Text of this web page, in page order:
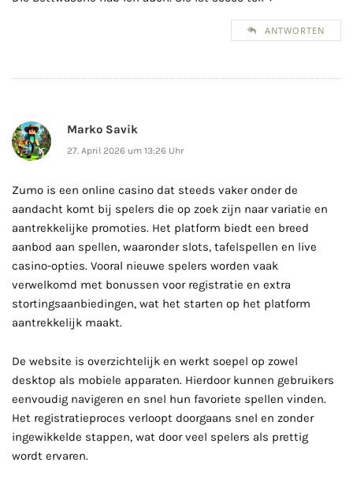
ANTWORTEN
Marko Savik
27. April 2026 um 13:26 Uhr
Zumo is een online casino dat steeds vaker onder de
aandacht komt bij spelers die op zoek zijn naar variatie en
aantrekkelijke promoties. Het platform biedt een breed
aanbod aan spellen, waaronder slots, tafelspellen en live
casino-opties. Vooral nieuwe spelers worden vaak
verwelkomd met bonussen voor registratie en extra
stortingsaanbiedingen, wat het starten op het platform
aantrekkelijk maakt.
De website is overzichtelijk en werkt soepel op zowel
desktop als mobiele apparaten. Hierdoor kunnen gebruikers
eenvoudig navigeren en snel hun favoriete spellen vinden.
Het registratieproces verloopt doorgaans snel en zonder
ingewikkelde stappen, wat door veel spelers als prettig
wordt ervaren.